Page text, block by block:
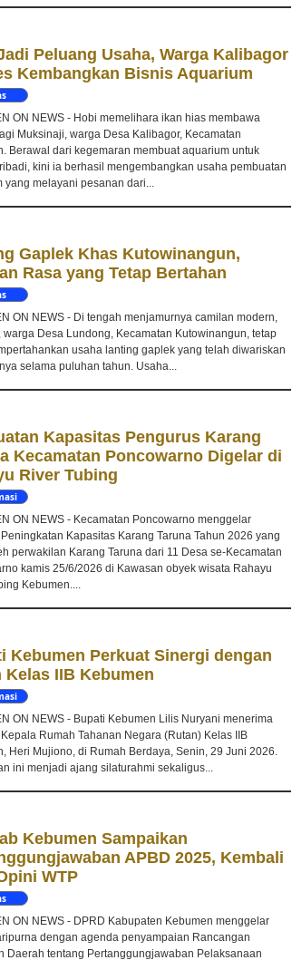
Peluang Usaha, Warga Kalibagor
Kembangkan Bisnis Aquarium
ON NEWS - Hobi memelihara ikan hias membawa
Muksinaji, warga Desa Kalibagor, Kecamatan
Berawal dari kegemaran membuat aquarium untuk
kini ia berhasil mengembangkan usaha pembuatan
yang melayani pesanan dari...
Gaplek Khas Kutowinangun,
Rasa yang Tetap Bertahan
ON NEWS - Di tengah menjamurnya camilan modern,
warga Desa Lundong, Kecamatan Kutowinangun, tetap
usaha lanting gaplek yang telah diwariskan
selama puluhan tahun. Usaha...
Kapasitas Pengurus Karang
Kecamatan Poncowarno Digelar di
River Tubing
ON NEWS - Kecamatan Poncowarno menggelar
Kapasitas Karang Taruna Tahun 2026 yang
perwakilan Karang Taruna dari 11 Desa se-Kecamatan
kamis 25/6/2026 di Kawasan obyek wisata Rahayu
Kebumen....
Kebumen Perkuat Sinergi dengan
Kelas IIB Kebumen
ON NEWS - Bupati Kebumen Lilis Nuryani menerima
Rumah Tahanan Negara (Rutan) Kelas IIB
Heri Mujiono, di Rumah Berdaya, Senin, 29 Juni 2026.
ini menjadi ajang silaturahmi sekaligus...
Kebumen Sampaikan
APBD 2025, Kembali
WTP
ON NEWS - DPRD Kabupaten Kebumen menggelar
dengan agenda penyampaian Rancangan
Daerah tentang Pertanggungjawaban Pelaksanaan